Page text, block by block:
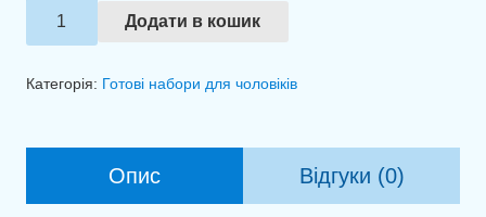
Набір
куль
Додати в кошик
Категорія: Готові набори для чоловіків
Опис Відгуки (0)